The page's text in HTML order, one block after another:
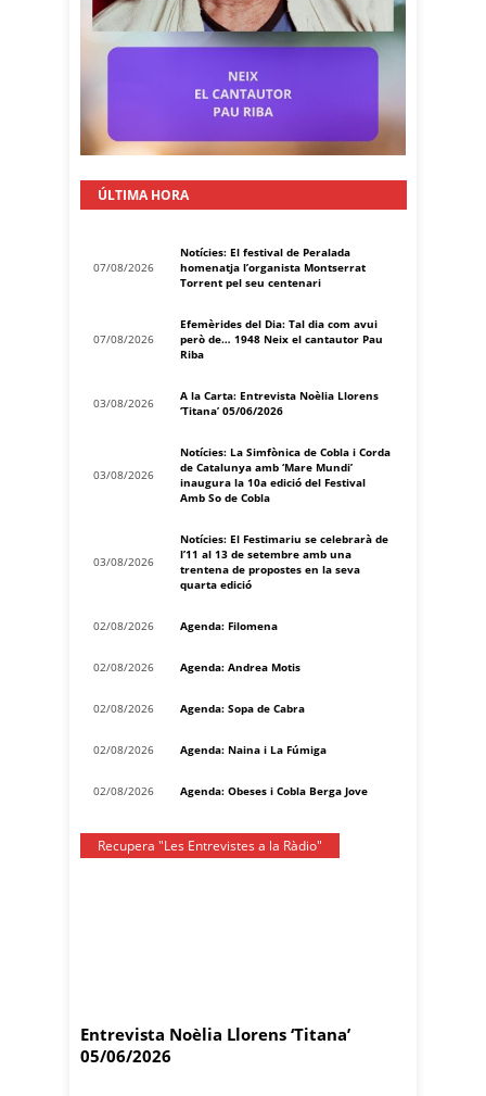
ÚLTIMA HORA
07/08/2026
Notícies: El festival de Peralada
homenatja l’organista Montserrat
Torrent pel seu centenari
07/08/2026
Efemèrides del Dia: Tal dia com avui
però de… 1948 Neix el cantautor Pau
Riba
03/08/2026
A la Carta: Entrevista Noèlia Llorens
‘Titana’ 05/06/2026
03/08/2026
Notícies: La Simfònica de Cobla i Corda
de Catalunya amb ‘Mare Mundi’
inaugura la 10a edició del Festival
Amb So de Cobla
03/08/2026
Notícies: El Festimariu se celebrarà de
l’11 al 13 de setembre amb una
trentena de propostes en la seva
quarta edició
02/08/2026 Agenda: Filomena
02/08/2026 Agenda: Andrea Motis
02/08/2026 Agenda: Sopa de Cabra
02/08/2026 Agenda: Naina i La Fúmiga
02/08/2026 Agenda: Obeses i Cobla Berga Jove
Recupera "Les Entrevistes a la Ràdio"
Entrevista Noèlia Llorens ‘Titana’
05/06/2026